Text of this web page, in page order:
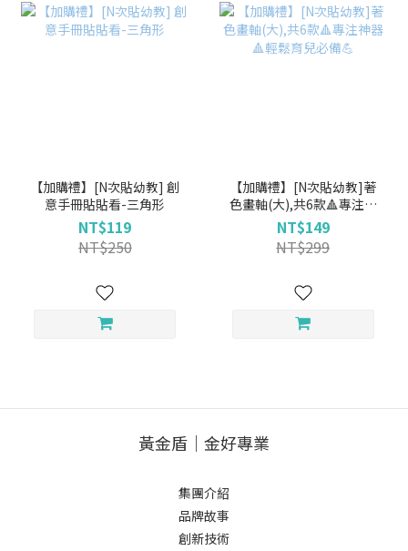
【加購禮】[N次貼幼教] 創
意手冊貼貼看-三角形
NT$119
NT$250
【加購禮】[N次貼幼教]著
色畫軸(大),共6款🔺專注神
器🔺輕鬆育兒必備💪
NT$149
NT$299
黃金盾｜金好專業
集團介紹
品牌故事
創新技術